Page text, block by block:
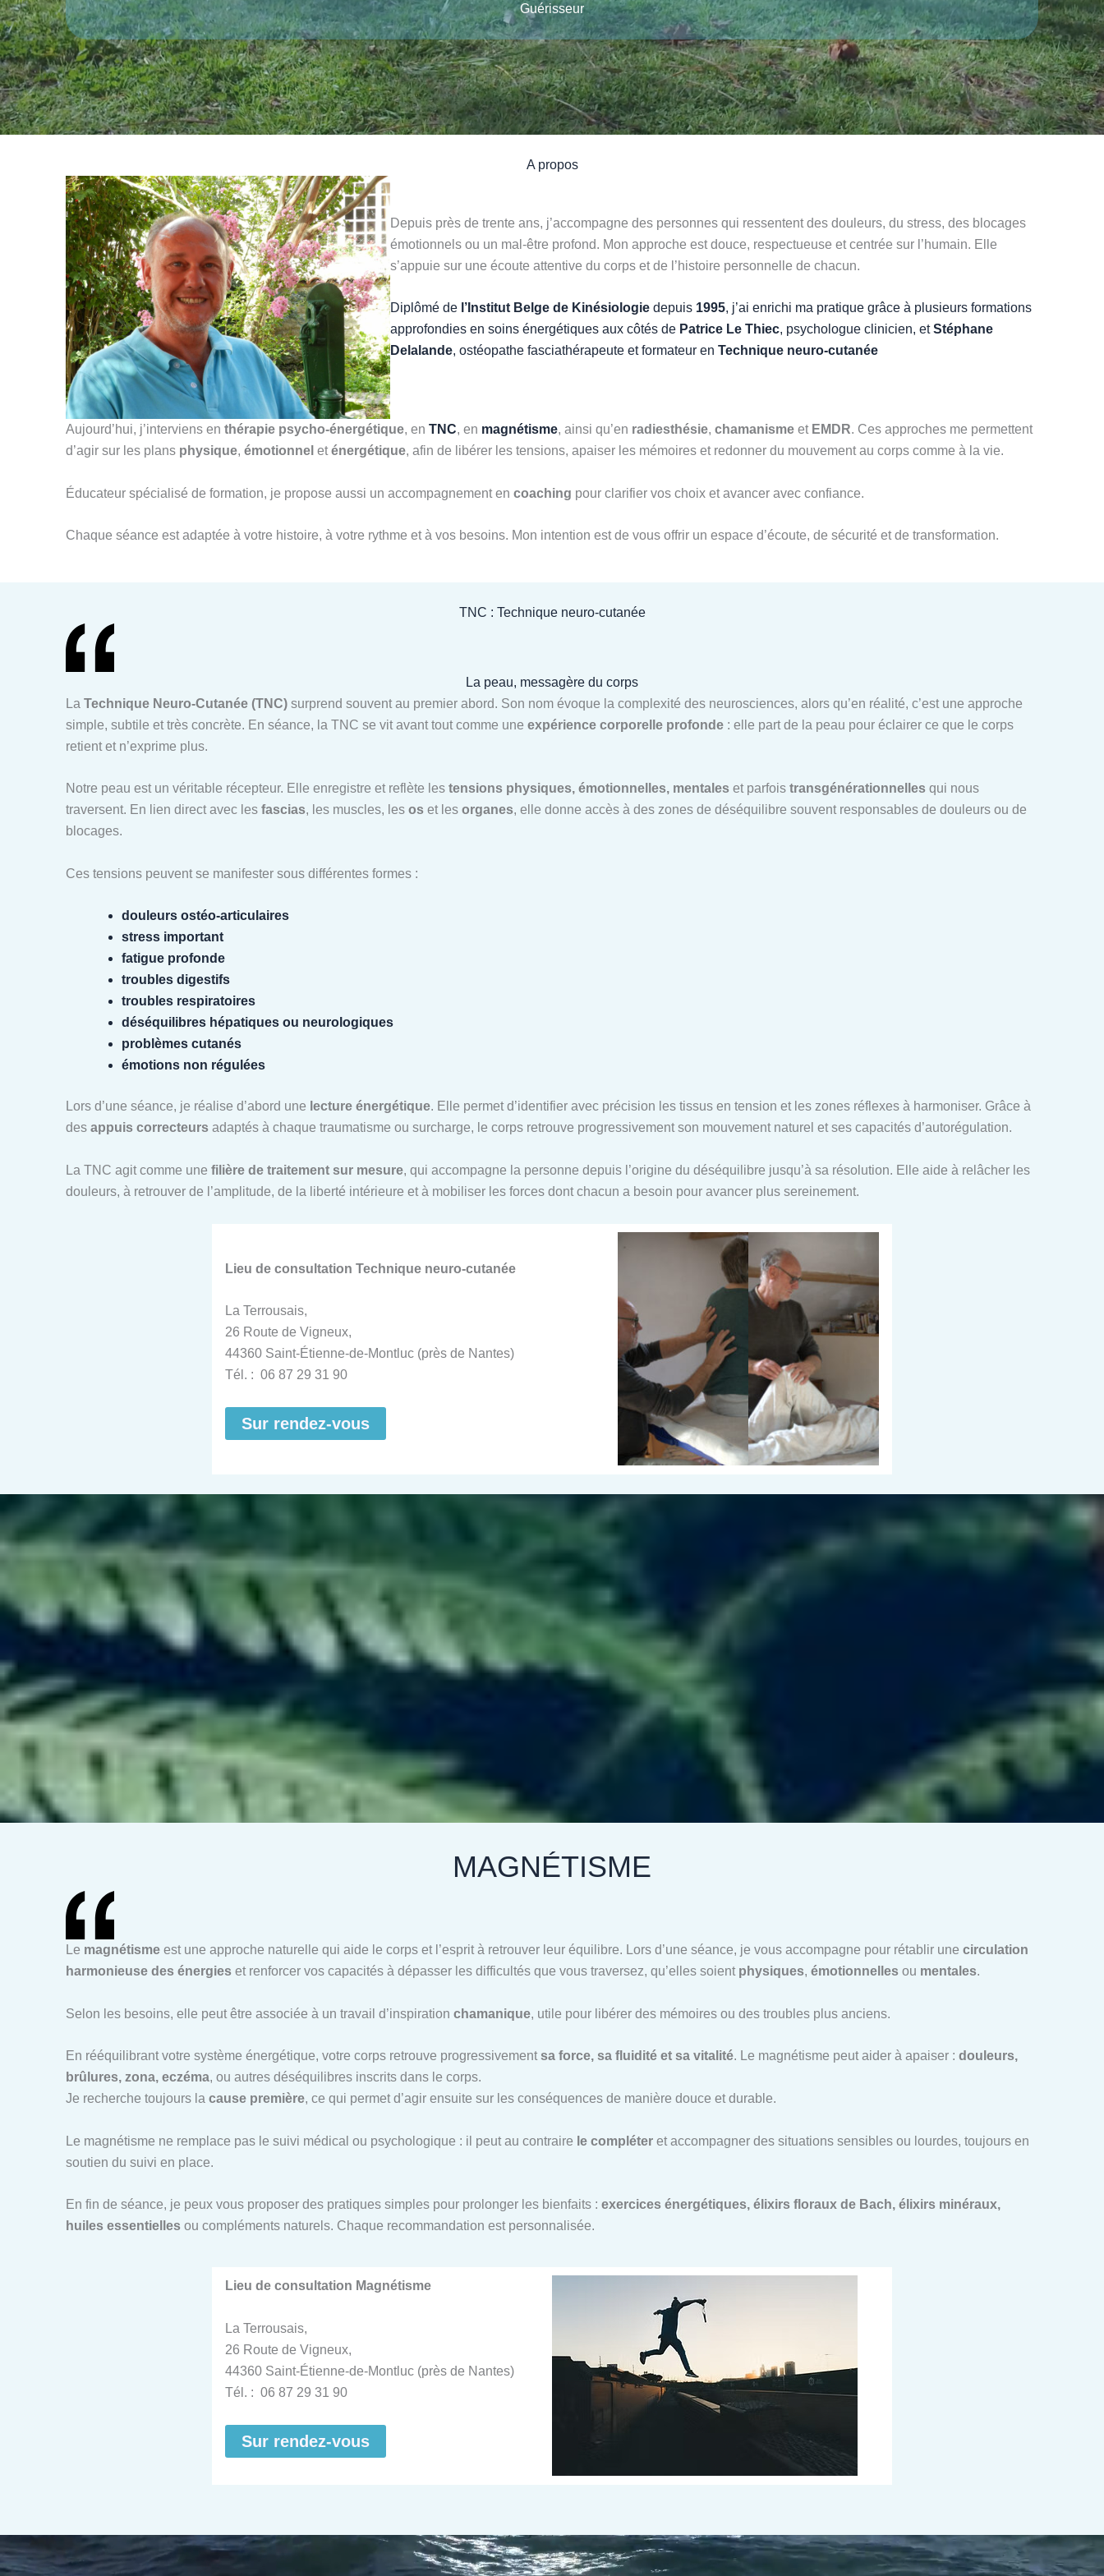
Guérisseur
A propos
Depuis près de trente ans, j’accompagne des personnes qui ressentent des douleurs, du stress, des blocages
émotionnels ou un mal-être profond. Mon approche est douce, respectueuse et centrée sur l’humain. Elle
s’appuie sur une écoute attentive du corps et de l’histoire personnelle de chacun.
Diplômé de l’Institut Belge de Kinésiologiedepuis 1995, j’ai enrichi ma pratique grâce à plusieurs formations
approfondies en soins énergétiques aux côtés de Patrice Le Thiec, psychologue clinicien, etStéphane
Delalande, ostéopathe fasciathérapeute et formateur en Technique neuro-cutanée
Aujourd’hui, j’interviens en thérapie psycho-énergétique, en TNC, en magnétisme, ainsi qu’en radiesthésie, chamanisme et EMDR. Ces approches me permettent
d’agir sur les plans physique, émotionnel eténergétique, afin de libérer les tensions, apaiser les mémoires et redonner du mouvement au corps comme à la vie.
Éducateur spécialisé de formation, je propose aussi un accompagnement en coaching pour clarifier vos choix et avancer avec confiance.
Chaque séance est adaptée à votre histoire, à votre rythme et à vos besoins. Mon intention est de vous offrir un espace d’écoute, de sécurité et de transformation.
TNC : Technique neuro-cutanée
La peau, messagère du corps
La Technique Neuro-Cutanée (TNC) surprend souvent au premier abord. Son nom évoque la complexité des neurosciences, alors qu’en réalité, c’est une approche
simple, subtile et très concrète. En séance, la TNC se vit avant tout comme une expérience corporelle profonde : elle part de la peau pour éclairer ce que le corps
retient et n’exprime plus.
Notre peau est un véritable récepteur. Elle enregistre et reflète les tensions physiques, émotionnelles, mentales et parfois transgénérationnelles qui nous
traversent. En lien direct avec les fascias, les muscles, les os et les organes, elle donne accès à des zones de déséquilibre souvent responsables de douleurs ou de
blocages.
Ces tensions peuvent se manifester sous différentes formes :
douleurs ostéo-articulaires
stress important
fatigue profonde
troubles digestifs
troubles respiratoires
déséquilibres hépatiques ou neurologiques
problèmes cutanés
émotions non régulées
Lors d’une séance, je réalise d’abord une lecture énergétique. Elle permet d’identifier avec précision les tissus en tension et les zones réflexes à harmoniser. Grâce à
des appuis correcteurs adaptés à chaque traumatisme ou surcharge, le corps retrouve progressivement son mouvement naturel et ses capacités d’autorégulation.
La TNC agit comme une filière de traitement sur mesure, qui accompagne la personne depuis l’origine du déséquilibre jusqu’à sa résolution. Elle aide à relâcher les
douleurs, à retrouver de l’amplitude, de la liberté intérieure et à mobiliser les forces dont chacun a besoin pour avancer plus sereinement.
Lieu de consultation Technique neuro-cutanée
La Terrousais,
26 Route de Vigneux,
44360 Saint-Étienne-de-Montluc (près de Nantes)
Tél. : 06 87 29 31 90
Sur rendez-vous
MAGNÉTISME
Le magnétisme est une approche naturelle qui aide le corps et l’esprit à retrouver leur équilibre. Lors d’une séance, je vous accompagne pour rétablir une circulation
harmonieuse des énergies et renforcer vos capacités à dépasser les difficultés que vous traversez, qu’elles soient physiques, émotionnelles ou mentales.
Selon les besoins, elle peut être associée à un travail d’inspiration chamanique, utile pour libérer des mémoires ou des troubles plus anciens.
En rééquilibrant votre système énergétique, votre corps retrouve progressivement sa force, sa fluidité et sa vitalité. Le magnétisme peut aider à apaiser : douleurs,
brûlures, zona, eczéma, ou autres déséquilibres inscrits dans le corps.
Je recherche toujours la cause première, ce qui permet d’agir ensuite sur les conséquences de manière douce et durable.
Le magnétisme ne remplace pas le suivi médical ou psychologique : il peut au contraire le compléter et accompagner des situations sensibles ou lourdes, toujours en
soutien du suivi en place.
En fin de séance, je peux vous proposer des pratiques simples pour prolonger les bienfaits : exercices énergétiques, élixirs floraux de Bach, élixirs minéraux,
huiles essentielles ou compléments naturels. Chaque recommandation est personnalisée.
Lieu de consultation Magnétisme
La Terrousais,
26 Route de Vigneux,
44360 Saint-Étienne-de-Montluc (près de Nantes)
Tél. : 06 87 29 31 90
Sur rendez-vous